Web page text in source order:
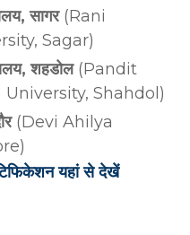
सागर(Rani
Sagar)
शहडोल(Pandit
Shahdol)
(Devi Ahilya
यहां से देखें